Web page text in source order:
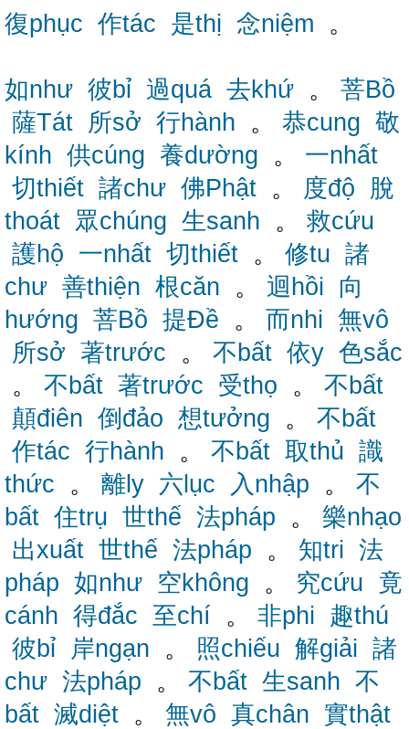
復phục 作tác 是thị 念niệm 。
如như 彼bỉ 過quá 去khứ 。 菩Bồ
薩Tát 所sở 行hành 。 恭cung 敬
kính 供cúng 養dường 。 一nhất
切thiết 諸chư 佛Phật 。 度độ
脫
thoát 眾chúng 生sanh 。 救cứu
護hộ 一nhất 切thiết 。 修tu 諸
chư 善thiện 根căn 。 迴hồi
向
hướng 菩Bồ 提Đề 。 而nhi 無vô
所sở 著trước 。 不bất 依y 色sắc
。 不bất 著trước 受thọ 。 不bất
顛điên 倒đảo 想tưởng 。 不bất
作tác 行hành 。 不bất 取thủ 識
thức 。 離ly 六lục 入nhập 。 不
bất 住trụ 世thế 法pháp 。 樂nhạo
出xuất 世thế 法pháp 。 知tri 法
pháp 如như 空không 。 究cứu
竟
cánh 得đắc 至chí 。 非phi 趣thú
彼bỉ
岸ngạn 。 照chiếu 解giải 諸
chư 法pháp 。 不bất 生sanh 不
bất 滅diệt 。 無vô 真chân 實thật